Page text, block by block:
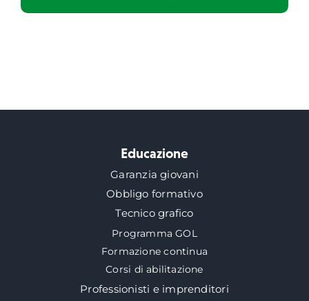
Educazione
Garanzia giovani
Obbligo formativo
Tecnico grafico
Programma GOL
Formazione continua
Corsi di abilitazione
Professionisti e imprenditori